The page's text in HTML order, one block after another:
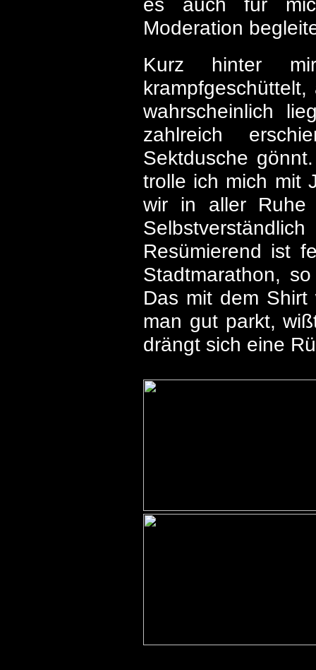
es auch für
Moderation
Kurz hinter
wahrscheinlich
zahlreich
Sektdusche
trolle ich mich mit
wir in aller Ruhe
Resümierend ist
Stadtmarathon,
Das mit dem
man gut parkt,
drängt sich eine